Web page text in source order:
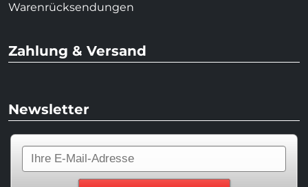
Warenrücksendungen
Zahlung & Versand
Newsletter